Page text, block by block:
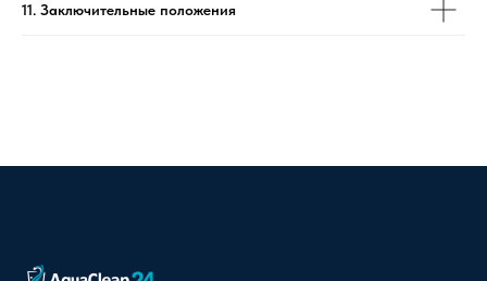
11. Заключительные положения